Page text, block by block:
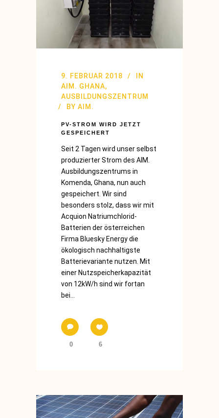
9. FEBRUAR 2018
IN
AIM. GHANA,
AUSBILDUNGSZENTRUM
BY AIM.
PV-STROM WIRD JETZT
GESPEICHERT
Seit 2 Tagen wird unser selbst
produzierter Strom des AIM.
Ausbildungszentrums in
Komenda, Ghana, nun auch
gespeichert. Wir sind
besonders stolz, dass wir mit
Acquion Natriumchlorid-
Batterien der österreichen
Firma Bluesky Energy die
ökologisch nachhaltigste
Batterievariante nutzen. Mit
einer Nutzspeicherkapazität
von 12kW/h sind wir fortan
bei...
0 6